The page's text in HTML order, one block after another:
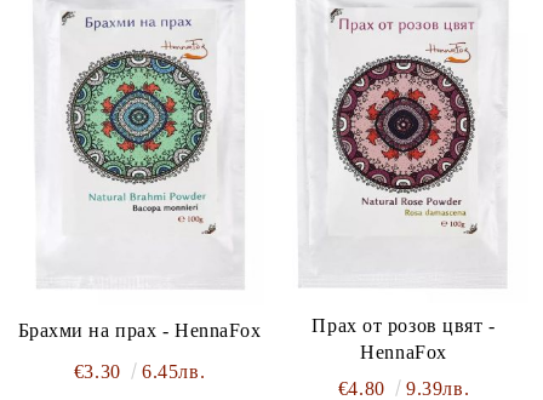
Брахми на прах - HennaFox
€3.30 6.45лв.
Прах от розов цвят -
HennaFox
€4.80
9.39лв.